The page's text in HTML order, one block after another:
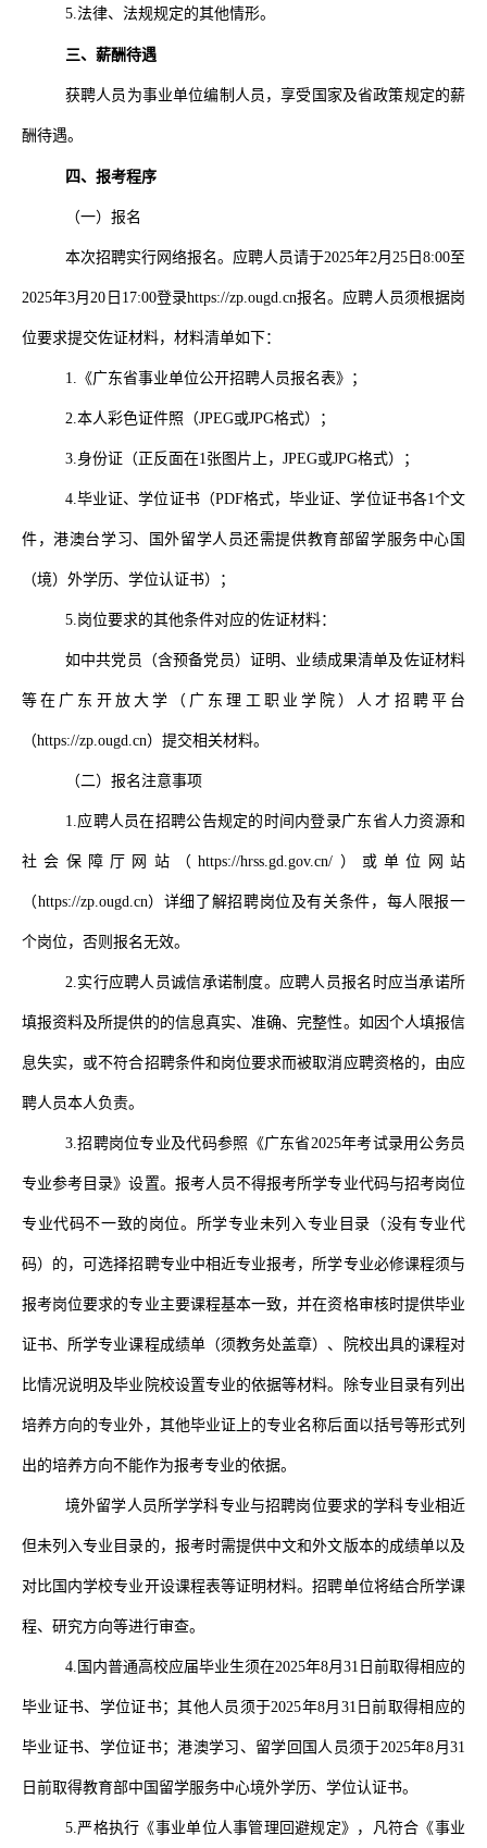
5. 法律、法规规定的其他情形。
三、薪酬待遇
获聘人员为事业单位编制人员，享受国家及省政策规定的薪
酬待遇。
四、报考程序
（一）报名
本次招聘实行网络报名。应聘人员请于2025年2 月 25 日 8:00至
2025年3月 20 日 17:00登录https://zp.ougd.cn报名。应聘人员须根据岗
位要求提交佐证材料，材料清单如下：
1.《广东省事业单位公开招聘人员报名表》；
2.本人彩色证件照（JPEG或JPG格式）；
3.身份证（正反面在1 张图片上， JPEG或JPG格式）；
4.毕业证、学位证书（PDF格式，毕业证、学位证书各1个文
件，港澳台学习、国外留学人员还需提供教育部留学服务中心国
（境）外学历、学位认证书）；
5.岗位要求的其他条件对应的佐证材料：
如中共党员（含预备党员）证明、业绩成果清单及佐证材料
等在广东开放大学（广东理工职业学院）人才招聘平台
（https://zp.ougd.cn）提交相关材料。
（二）报名注意事项
1. 应聘人员在招聘公告规定的时间内登录广东省人力资源和
社会保障厅网站（https://hrss.gd.gov.cn/ ）或单位网站
（https://zp.ougd.cn）详细了解招聘岗位及有关条件，每人限报一
个岗位，否则报名无效。
2. 实行应聘人员诚信承诺制度。应聘人员报名时应当承诺所
填报资料及所提供的的信息真实、准确、完整性。如因个人填报信
息失实，或不符合招聘条件和岗位要求而被取消应聘资格的，由应
聘人员本人负责。
3. 招聘岗位专业及代码参照《广东省 2025年考试录用公务员
专业参考目录》设置。报考人员不得报考所学专业代码与招考岗位
专业代码不一致的岗位。所学专业未列入专业目录（没有专业代
码）的，可选择招聘专业中相近专业报考，所学专业必修课程须与
报考岗位要求的专业主要课程基本一致，并在资格审核时提供毕业
证书、所学专业课程成绩单（须教务处盖章）、院校出具的课程对
比情况说明及毕业院校设置专业的依据等材料。除专业目录有列出
培养方向的专业外，其他毕业证上的专业名称后面以括号等形式列
出的培养方向不能作为报考专业的依据。
境外留学人员所学学科专业与招聘岗位要求的学科专业相近
但未列入专业目录的，报考时需提供中文和外文版本的成绩单以及
对比国内学校专业开设课程表等证明材料。招聘单位将结合所学课
程、研究方向等进行审查。
4. 国内普通高校应届毕业生须在2025年8月 31 日前取得相应的
毕业证书、学位证书；其他人员须于2025年8月 31 日前取得相应的
毕业证书、学位证书；港澳学习、留学回国人员须于2025年8 月31
日前取得教育部中国留学服务中心境外学历、学位认证书。
5. 严格执行《事业单位人事管理回避规定》，凡符合《事业